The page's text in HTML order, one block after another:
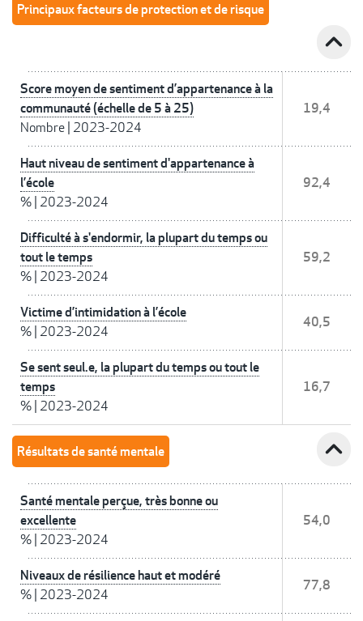
Principaux facteurs de protection et de risque
expand_less
Score moyen de sentiment d’appartenance à la
communauté (échelle de 5 à 25)
Nombre 2023-2024
19,4
Haut niveau de sentiment d'appartenance à
l’école
% 2023-2024
92,4
Difficulté à s'endormir, la plupart du temps ou
tout le temps
% 2023-2024
59,2
Victime d’intimidation à l’école
% 2023-2024
40,5
Se sent seul.e, la plupart du temps ou tout le
temps
% 2023-2024
16,7
Résultats de santé mentale expand_less
Santé mentale perçue, très bonne ou
excellente
% 2023-2024
54,0
Niveaux de résilience haut et modéré
% 2023-2024
77,8